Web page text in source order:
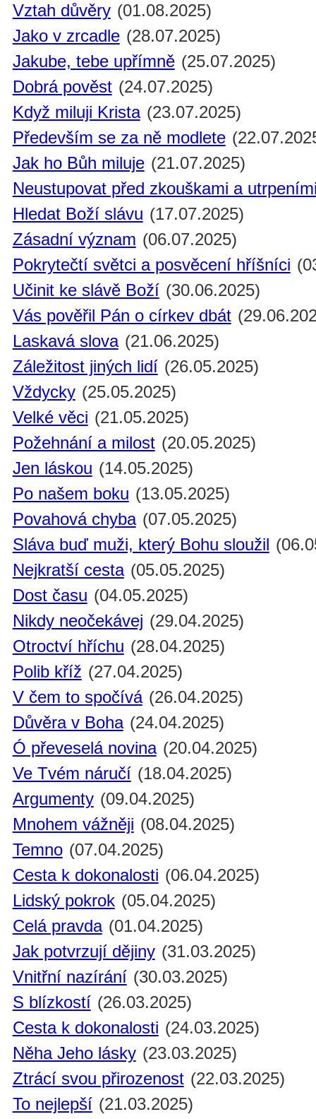
Vztah důvěry (01.08.2025)
Jako v zrcadle (28.07.2025)
Jakube, tebe upřímně (25.07.2025)
Dobrá pověst (24.07.2025)
Když miluji Krista (23.07.2025)
Především se za ně modlete
Jak ho Bůh miluje (21.07.2025)
Neustupovat před zkouškami a
Hledat Boží slávu (17.07.2025)
Zásadní význam (06.07.2025)
Pokrytečtí světci a posvěcení hříšníci
Učinit ke slávě Boží (30.06.2025)
Vás pověřil Pán o církev dbát
Laskavá slova (21.06.2025)
Záležitost jiných lidí (26.05.2025)
Vždycky (25.05.2025)
Velké věci (21.05.2025)
Požehnání a milost (20.05.2025)
Jen láskou (14.05.2025)
Po našem boku (13.05.2025)
Povahová chyba (07.05.2025)
Sláva buď muži, který Bohu sloužil
Nejkratší cesta (05.05.2025)
Dost času (04.05.2025)
Nikdy neočekávej (29.04.2025)
Otroctví hříchu (28.04.2025)
Polib kříž (27.04.2025)
V čem to spočívá (26.04.2025)
Důvěra v Boha (24.04.2025)
Ó převeselá novina (20.04.2025)
Ve Tvém náručí (18.04.2025)
Argumenty (09.04.2025)
Mnohem vážněji (08.04.2025)
Temno (07.04.2025)
Cesta k dokonalosti (06.04.2025)
Lidský pokrok (05.04.2025)
Celá pravda (01.04.2025)
Jak potvrzují dějiny (31.03.2025)
Vnitřní nazírání (30.03.2025)
S blízkostí (26.03.2025)
Cesta k dokonalosti (24.03.2025)
Něha Jeho lásky (23.03.2025)
Ztrácí svou přirozenost (22.03.2025)
To nejlepší (21.03.2025)